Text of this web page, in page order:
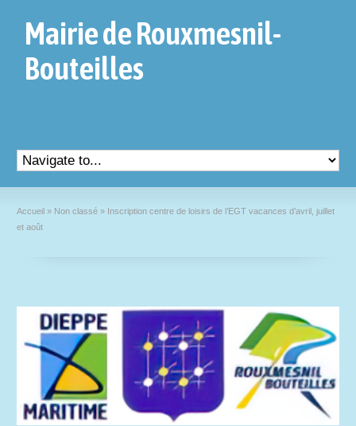
Mairie de Rouxmesnil-
Bouteilles
Accueil » Non classé » Inscription centre de loisirs de l’EGT vacances d’avril, juillet
et août